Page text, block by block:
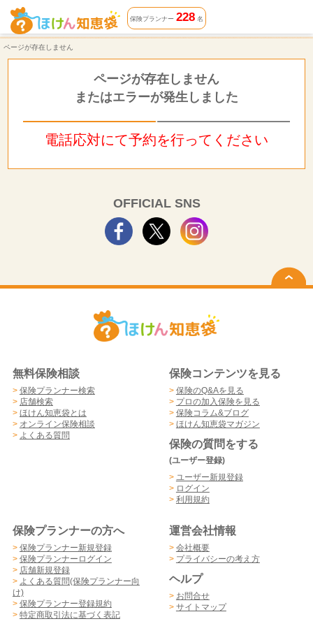
ページが存在しません | ほけん知恵袋
保険プランナー 228名
ページが存在しません
ページが存在しません
またはエラーが発生しました
電話応対にて予約を行ってください
OFFICIAL SNS
無料保険相談
> 保険プランナー検索
> 店舗検索
> ほけん知恵袋とは
> オンライン保険相談
> よくある質問
保険コンテンツを見る
> 保険のQ&Aを見る
> プロの加入保険を見る
> 保険コラム&ブログ
> ほけん知恵袋マガジン
保険の質問をする
(ユーザー登録)
> ユーザー新規登録
> ログイン
> 利用規約
保険プランナーの方へ
> 保険プランナー新規登録
> 保険プランナーログイン
> 店舗新規登録
> よくある質問(保険プランナー向
け)
> 保険プランナー登録規約
> 特定商取引法に基づく表記
運営会社情報
> 会社概要
> プライバシーの考え方
ヘルプ
> お問合せ
> サイトマップ